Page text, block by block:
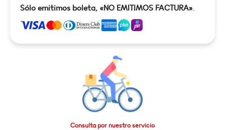
Sólo emitimos boleta, «NO EMITIMOS FACTURA».
Consulta por nuestro servicio